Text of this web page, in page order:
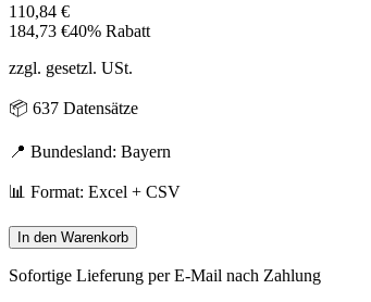
110,84 €
184,73 €40% Rabatt
zzgl. gesetzl. USt.
📦 637 Datensätze
📍 Bundesland: Bayern
📊 Format: Excel + CSV
In den Warenkorb
Sofortige Lieferung per E-Mail nach Zahlung